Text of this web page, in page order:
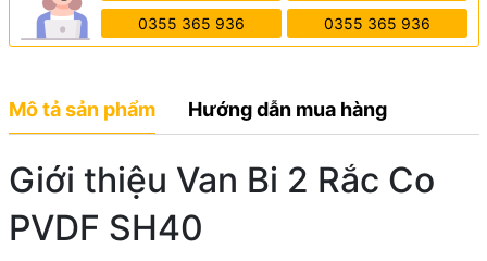
0355 365 936 0355 365 936
Mô tả sản phẩm Hướng dẫn mua hàng
Giới thiệu Van Bi 2 Rắc Co
PVDF SH40